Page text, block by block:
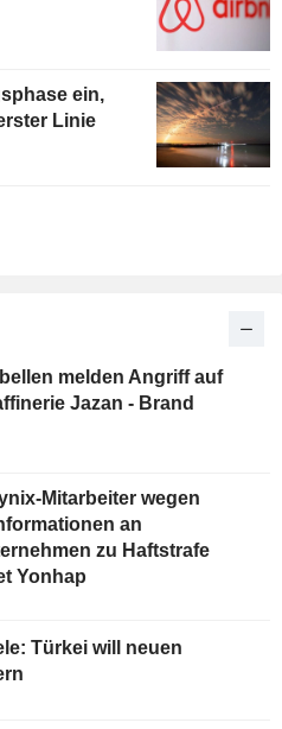
ein,
Linie
melden Angriff auf
Jazan - Brand
Mitarbeiter wegen
an
zu Haftstrafe
Yonhap
Türkei will neuen